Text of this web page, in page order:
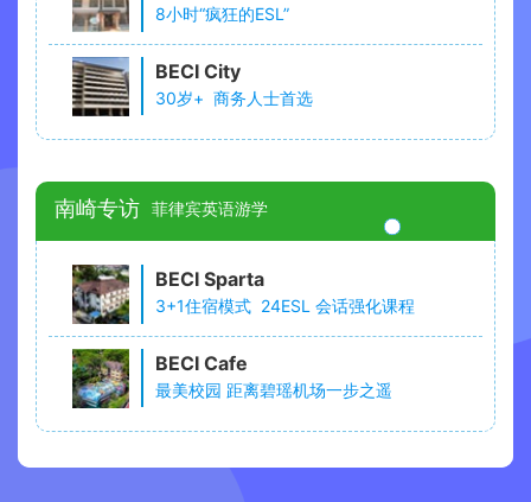
8小时“疯狂的ESL”
BECI City
30岁+ 商务人士首选
南崎专访 菲律宾英语游学
BECI Sparta
3+1住宿模式 24ESL 会话强化课程
BECI Cafe
最美校园 距离碧瑶机场一步之遥